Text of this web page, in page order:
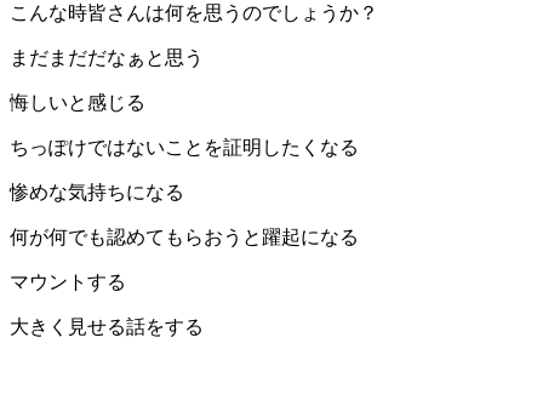
こんな時皆さんは何を思うのでしょうか？
まだまだだなぁと思う
悔しいと感じる
ちっぽけではないことを証明したくなる
惨めな気持ちになる
何が何でも認めてもらおうと躍起になる
マウントする
大きく見せる話をする